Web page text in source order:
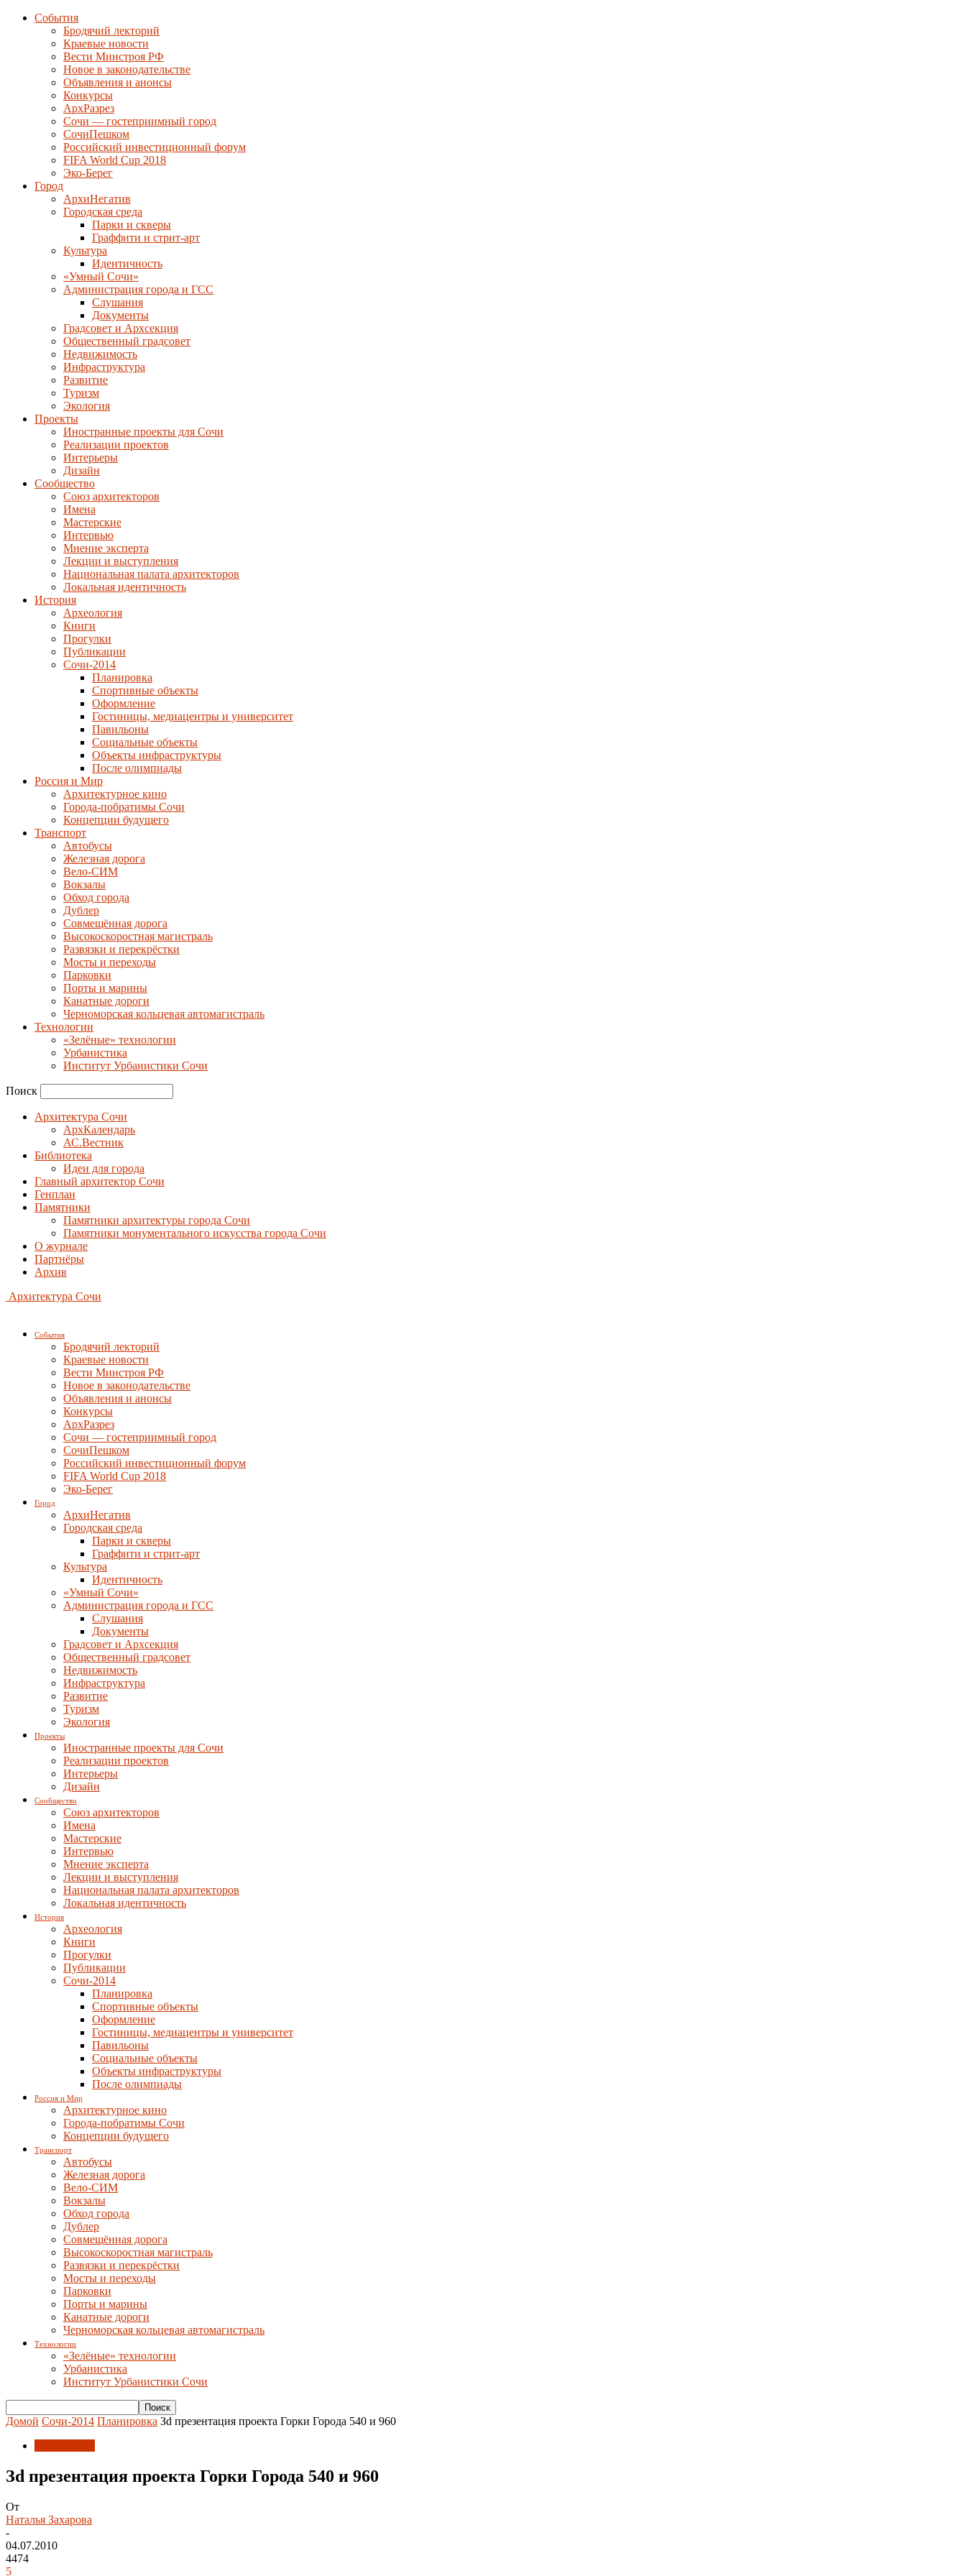
События
Бродячий лекторий
Краевые новости
Вести Минстроя РФ
Новое в законодательстве
Объявления и анонсы
Конкурсы
АрхРазрез
Сочи — гостеприимный город
СочиПешком
Российский инвестиционный форум
FIFA World Cup 2018
Эко-Берег
Город
АрхиНегатив
Городская среда
Парки и скверы
Граффити и стрит-арт
Культура
Идентичность
«Умный Сочи»
Администрация города и ГСС
Слушания
Документы
Градсовет и Архсекция
Общественный градсовет
Недвижимость
Инфраструктура
Развитие
Туризм
Экология
Проекты
Иностранные проекты для Сочи
Реализации проектов
Интерьеры
Дизайн
Сообщество
Союз архитекторов
Имена
Мастерские
Интервью
Мнение эксперта
Лекции и выступления
Национальная палата архитекторов
Локальная идентичность
История
Археология
Книги
Прогулки
Публикации
Сочи-2014
Планировка
Спортивные объекты
Оформление
Гостиницы, медиацентры и университет
Павильоны
Социальные объекты
Объекты инфраструктуры
После олимпиады
Россия и Мир
Архитектурное кино
Города-побратимы Сочи
Концепции будущего
Транспорт
Автобусы
Железная дорога
Вело-СИМ
Вокзалы
Обход города
Дублер
Совмещённая дорога
Высокоскоростная магистраль
Развязки и перекрёстки
Мосты и переходы
Парковки
Порты и марины
Канатные дороги
Черноморская кольцевая автомагистраль
Технологии
«Зелёные» технологии
Урбанистика
Институт Урбанистики Сочи
Поиск
Архитектура Сочи
АрхКалендарь
АС.Вестник
Библиотека
Идеи для города
Главный архитектор Сочи
Генплан
Памятники
Памятники архитектуры города Сочи
Памятники монументального искусства города Сочи
О журнале
Партнёры
Архив
Архитектура Сочи
События
Бродячий лекторий
Краевые новости
Вести Минстроя РФ
Новое в законодательстве
Объявления и анонсы
Конкурсы
АрхРазрез
Сочи — гостеприимный город
СочиПешком
Российский инвестиционный форум
FIFA World Cup 2018
Эко-Берег
Город
АрхиНегатив
Городская среда
Парки и скверы
Граффити и стрит-арт
Культура
Идентичность
«Умный Сочи»
Администрация города и ГСС
Слушания
Документы
Градсовет и Архсекция
Общественный градсовет
Недвижимость
Инфраструктура
Развитие
Туризм
Экология
Проекты
Иностранные проекты для Сочи
Реализации проектов
Интерьеры
Дизайн
Сообщество
Союз архитекторов
Имена
Мастерские
Интервью
Мнение эксперта
Лекции и выступления
Национальная палата архитекторов
Локальная идентичность
История
Археология
Книги
Прогулки
Публикации
Сочи-2014
Планировка
Спортивные объекты
Оформление
Гостиницы, медиацентры и университет
Павильоны
Социальные объекты
Объекты инфраструктуры
После олимпиады
Россия и Мир
Архитектурное кино
Города-побратимы Сочи
Концепции будущего
Транспорт
Автобусы
Железная дорога
Вело-СИМ
Вокзалы
Обход города
Дублер
Совмещённая дорога
Высокоскоростная магистраль
Развязки и перекрёстки
Мосты и переходы
Парковки
Порты и марины
Канатные дороги
Черноморская кольцевая автомагистраль
Технологии
«Зелёные» технологии
Урбанистика
Институт Урбанистики Сочи
Домой Сочи-2014 Планировка Зd презентация проекта Горки Города 540 и 960
Зd презентация проекта Горки Города 540 и 960
От
Наталья Захарова
-
04.07.2010
4474
5